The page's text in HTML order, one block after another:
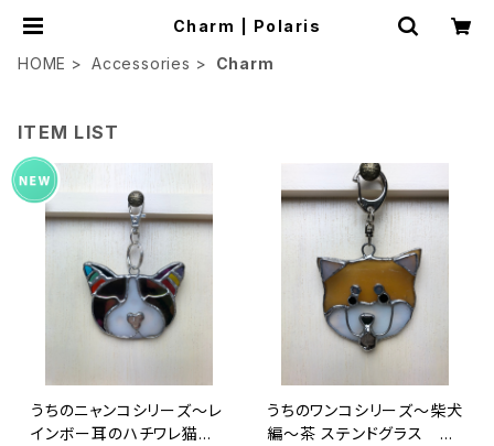
Charm | Polaris
HOME
Accessories Charm
ITEM LIST
うちのニャンコシリーズ～レ
インボー耳のハチワレ猫編
うちのワンコシリーズ～柴犬
編～茶 ステンドグラス St